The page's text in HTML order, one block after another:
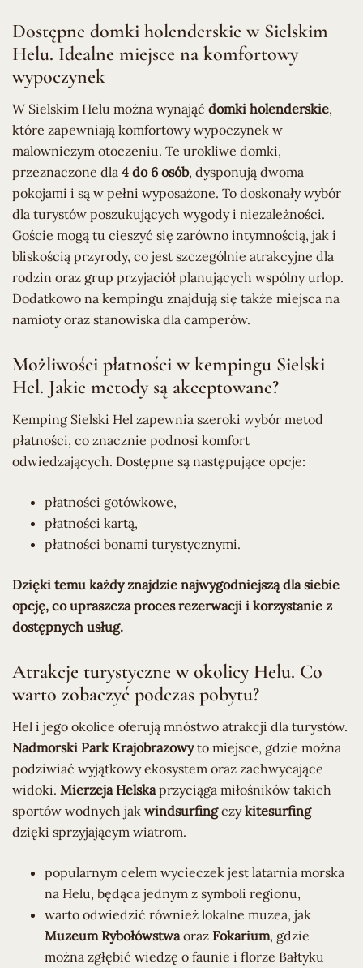
Dostępne domki holenderskie w Sielskim
Helu. Idealne miejsce na komfortowy
wypoczynek
W Sielskim Helu można wynająć domki holenderskie,
które zapewniają komfortowy wypoczynek w
malowniczym otoczeniu. Te urokliwe domki,
przeznaczone dla 4 do 6 osób, dysponują dwoma
pokojami i są w pełni wyposażone. To doskonały wybór
dla turystów poszukujących wygody i niezależności.
Goście mogą tu cieszyć się zarówno intymnością, jak i
bliskością przyrody, co jest szczególnie atrakcyjne dla
rodzin oraz grup przyjaciół planujących wspólny urlop.
Dodatkowo na kempingu znajdują się także miejsca na
namioty oraz stanowiska dla camperów.
Możliwości płatności w kempingu Sielski
Hel. Jakie metody są akceptowane?
Kemping Sielski Hel zapewnia szeroki wybór metod
płatności, co znacznie podnosi komfort
odwiedzających. Dostępne są następujące opcje:
płatności gotówkowe,
płatności kartą,
płatności bonami turystycznymi.
Dzięki temu każdy znajdzie najwygodniejszą dla siebie
opcję, co upraszcza proces rezerwacji i korzystanie z
dostępnych usług.
Atrakcje turystyczne w okolicy Helu. Co
warto zobaczyć podczas pobytu?
Hel i jego okolice oferują mnóstwo atrakcji dla turystów.
Nadmorski Park Krajobrazowyto miejsce, gdzie można
podziwiać wyjątkowy ekosystem oraz zachwycające
widoki. Mierzeja Helskaprzyciąga miłośników takich
sportów wodnych jak windsurfingczykitesurfing
dzięki sprzyjającym wiatrom.
popularnym celem wycieczek jest latarnia morska
na Helu, będąca jednym z symboli regionu,
warto odwiedzić również lokalne muzea, jak
Muzeum Rybołówstwaoraz Fokarium, gdzie
można zgłębić wiedzę o faunie i florze Bałtyku